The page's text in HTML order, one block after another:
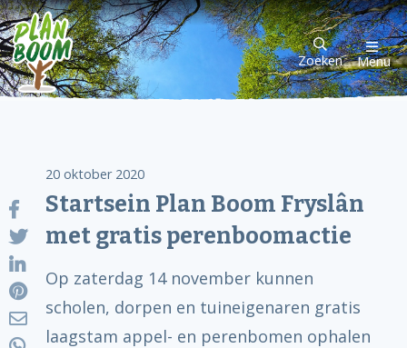
Zoeken Menu
20 oktober 2020
Startsein Plan Boom Fryslân
met gratis perenboomactie
Op zaterdag 14 november kunnen
scholen, dorpen en tuineigenaren gratis
laagstam appel- en perenbomen ophalen